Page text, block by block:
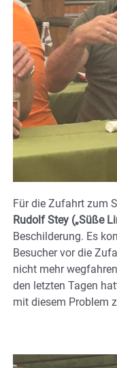
Für die Zufahrt zum
Rudolf Stey („Süße
Beschilderung. Es
Besucher vor die
nicht mehr
den letzten Tagen
mit diesem Problem